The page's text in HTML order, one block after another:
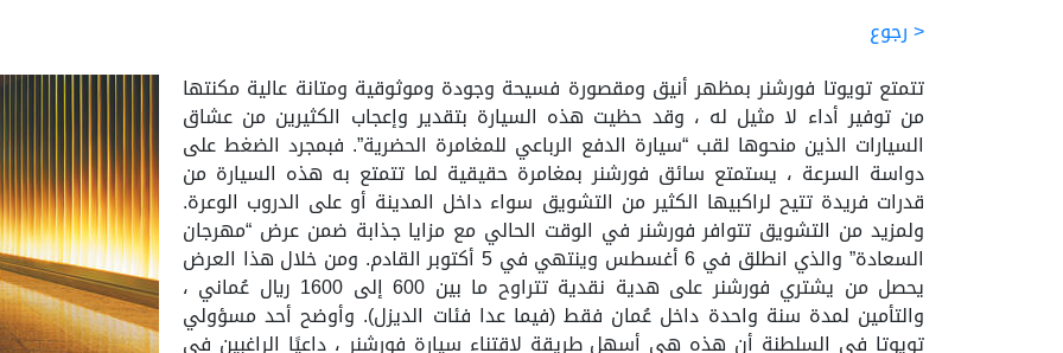
< رجوع
تتمتع تويوتا فورشنر بمظهر أنيق ومقصورة فسيحة وجودة وموثوقية ومتانة عالية مكنتها
من توفير أداء لا مثيل له ، وقد حظيت هذه السيارة بتقدير وإعجاب الكثيرين من عشاق
السيارات الذين منحوها لقب “سيارة الدفع الرباعي للمغامرة الحضرية”. فبمجرد الضغط على
دواسة السرعة ، يستمتع سائق فورشنر بمغامرة حقيقية لما تتمتع به هذه السيارة من
قدرات فريدة تتيح لراكبيها الكثير من التشويق سواء داخل المدينة أو على الدروب الوعرة.
ولمزيد من التشويق تتوافر فورشنر في الوقت الحالي مع مزايا جذابة ضمن عرض “مهرجان
السعادة” والذي انطلق في 6 أغسطس وينتهي في 5 أكتوبر القادم. ومن خلال هذا العرض
يحصل من يشتري فورشنر على هدية نقدية تتراوح ما بين 600 إلى 1600 ريال عُماني ،
والتأمين لمدة سنة واحدة داخل عُمان فقط (فيما عدا فئات الديزل). وأوضح أحد مسؤولي
تويوتا في السلطنة أن هذه هي أسهل طريقة لاقتناء سيارة فورشنر ، داعيًا الراغبين في